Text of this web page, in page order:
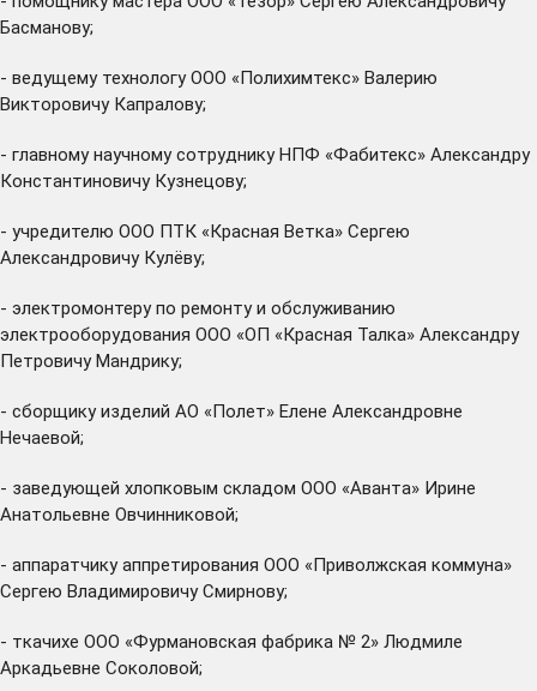
Басманову;
- ведущему технологу ООО «Полихимтекс» Валерию
Викторовичу Капралову;
- главному научному сотруднику НПФ «Фабитекс» Александру
Константиновичу Кузнецову;
- учредителю ООО ПТК «Красная Ветка» Сергею
Александровичу Кулёву;
- электромонтеру по ремонту и обслуживанию
электрооборудования ООО «ОП «Красная Талка» Александру
Петровичу Мандрику;
- сборщику изделий АО «Полет» Елене Александровне
Нечаевой;
- заведующей хлопковым складом ООО «Аванта» Ирине
Анатольевне Овчинниковой;
- аппаратчику аппретирования ООО «Приволжская коммуна»
Сергею Владимировичу Смирнову;
- ткачихе ООО «Фурмановская фабрика № 2» Людмиле
Аркадьевне Соколовой;